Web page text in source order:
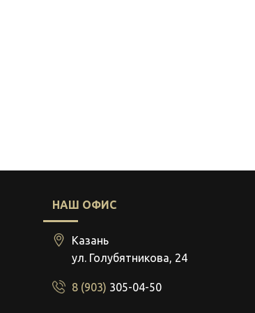
НАШ ОФИС
Казань
8 (903) 305-04-50
ул. Голубятникова, 24